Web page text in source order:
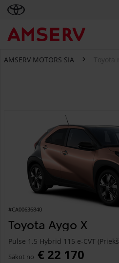
AMSERV MOTORS SIA Toyota
#CA00636840
Toyota Aygo X
Pulse 1.5 Hybrid 115 e-CVT
Sākot no € 22 170